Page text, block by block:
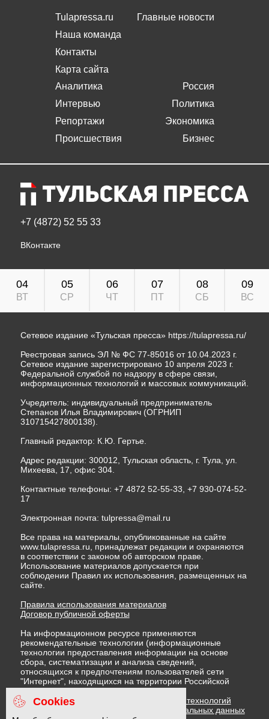
Tulapressa.ru
Наша команда
Контакты
Карта сайта
Главные новости
Аналитика
Интервью
Репортажи
Происшествия
Россия
Политика
Экономика
Бизнес
+7 (4872) 52 55 33
ВКонтакте
04
ВТ
05
СР
06
ЧТ
07
ПТ
08
СБ
09
ВС
Сетевое издание «Тульская пресса» https://tulapressa.ru/
Реестровая запись ЭЛ № ФС 77-85016 от 10.04.2023 г.
Сетевое издание зарегистрировано 10 апреля 2023 г.
Федеральной службой по надзору в сфере связи,
информационных технологий и массовых коммуникаций.
Учредитель: индивидуальный предприниматель
Степанов Илья Владимирович (ОГРНИП
310715427800138).
Главный редактор: К.Ю. Гертье.
Адрес редакции: 300012, Тульская область, г. Тула, ул.
Михеева, 17, офис 304.
Контактные телефоны: +7 4872 52-55-33, +7 930-074-52-
17
Электронная почта: tulpressa@mail.ru
Все права на материалы, опубликованные на сайте
www.tulapressa.ru, принадлежат редакции и охраняются
в соответствии с законом об авторском праве.
Использование материалов допускается при
соблюдении Правил их использования, размещенных на
сайте.
Правила использования материалов
Договор публичной оферты
На информационном ресурсе применяются
рекомендательные технологии (информационные
технологии предоставления информации на основе
сбора, систематизации и анализа сведений,
относящихся к предпочтениям пользователей сети
"Интернет", находящихся на территории Российской
Федерации)
Правила применения рекомендательных технологий
Политика в отношении обработки персональных данных
Cookies